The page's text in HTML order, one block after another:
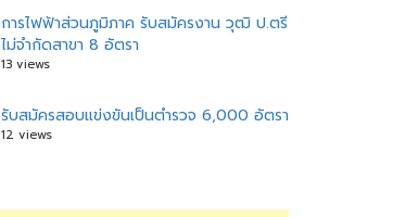
การไฟฟ้าส่วนภูมิภาค รับสมัครงาน วุฒิ ป.ตรี
ไม่จำกัดสาขา 8 อัตรา
13 views
รับสมัครสอบแข่งขันเป็นตำรวจ 6,000 อัตรา
12 views